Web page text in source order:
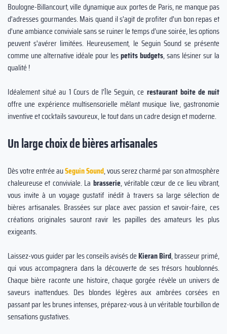
Boulogne-Billancourt, ville dynamique aux portes de Paris, ne manque pas
d'adresses gourmandes. Mais quand il s'agit de profiter d'un bon repas et
d'une ambiance conviviale sans se ruiner le temps d’une soirée, les options
peuvent s'avérer limitées. Heureusement, le Seguin Sound se présente
comme une alternative idéale pour lespetits budgets, sans lésiner sur la
qualité !
Idéalement situé au 1 Cours de l'Île Seguin, ce restaurant boite de nuit
offre une expérience multisensorielle mêlant musique live, gastronomie
inventive et cocktails savoureux, le tout dans un cadre design et moderne.
Un large choix de bières artisanales
Dès votre entrée auSeguin Sound, vous serez charmé par son atmosphère
chaleureuse et conviviale. La brasserie, véritable cœur de ce lieu vibrant,
vous invite à un voyage gustatif inédit à travers sa large sélection de
bières artisanales. Brassées sur place avec passion et savoir-faire, ces
créations originales sauront ravir les papilles des amateurs les plus
exigeants.
Laissez-vous guider par les conseils avisés deKieran Bird, brasseur primé,
qui vous accompagnera dans la découverte de ses trésors houblonnés.
Chaque bière raconte une histoire, chaque gorgée révèle un univers de
saveurs inattendues. Des blondes légères aux ambrées corsées en
passant par les brunes intenses, préparez-vous à un véritable tourbillon de
sensations gustatives.